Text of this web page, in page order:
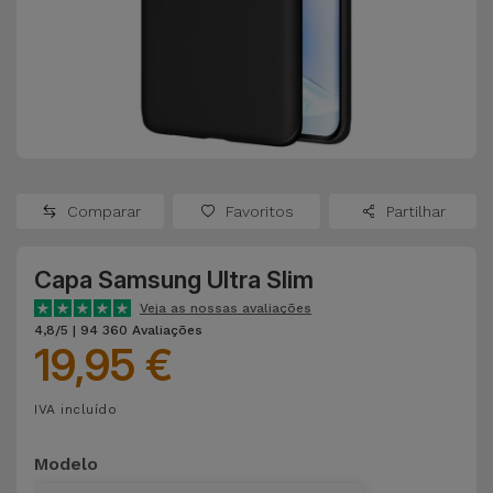
Oppo
OnePlus
Google
Dyson
TCL
Recondicionados
Recondicionados
Consolas
Recondicionadas
Ver
tudo
Auriculares
e Colunas
Smartwatches
e Braceletes
Correntes
Comparar Favoritos Partilhar
Capa Samsung Ultra Slim
Veja as nossas avaliações
4,8/5 | 94 360 Avaliações
19,95 €
IVA incluído
Modelo